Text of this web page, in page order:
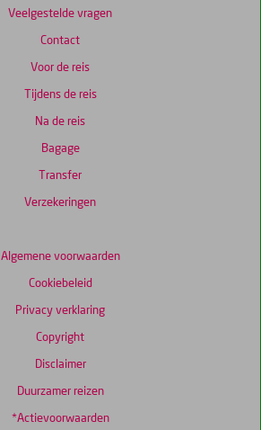
Kamers
7,1
Wifi kwaliteit
6,2
Veelgestelde vragen
Contact
Voor de reis
Tijdens de reis
Na de reis
Bagage
Transfer
Verzekeringen
Algemene voorwaarden
Cookiebeleid
Privacy verklaring
Copyright
Disclaimer
Duurzamer reizen
*Actievoorwaarden